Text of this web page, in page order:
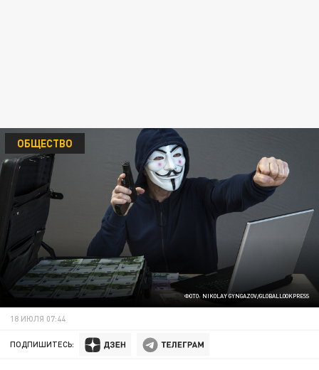
ФОТО: NIKOLAY GYNGAZOV/GLOBALLOOKPRESS
ОБЩЕСТВО
18 ИЮЛЯ 07:44
ПОДПИШИТЕСЬ: